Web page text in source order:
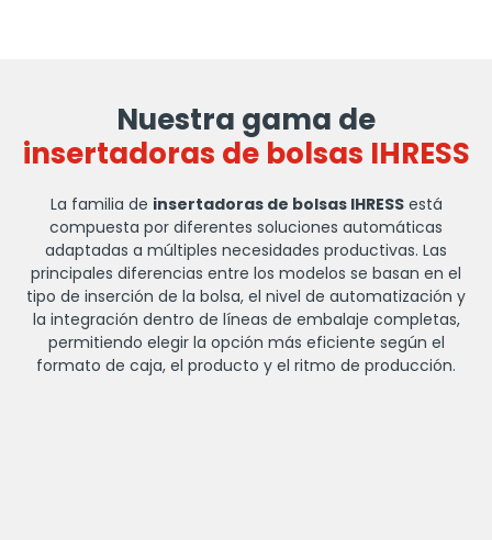
Nuestra gama de
insertadoras de bolsas IHRESS
La familia de insertadoras de bolsas IHRESSestá
compuesta por diferentes soluciones automáticas
adaptadas a múltiples necesidades productivas. Las
principales diferencias entre los modelos se basan en el
tipo de inserción de la bolsa, el nivel de automatización y
la integración dentro de líneas de embalaje completas,
permitiendo elegir la opción más eficiente según el
formato de caja, el producto y el ritmo de producción.